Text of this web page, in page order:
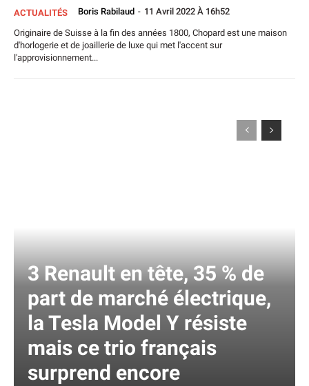
ACTUALITÉS Boris Rabilaud - 11 Avril 2022 À 16h52
Originaire de Suisse à la fin des années 1800, Chopard est une maison
d'horlogerie et de joaillerie de luxe qui met l'accent sur
l'approvisionnement...
3 Renault en tête, 35 % de
part de marché électrique,
la Tesla Model Y résiste
mais ce trio français
surprend encore